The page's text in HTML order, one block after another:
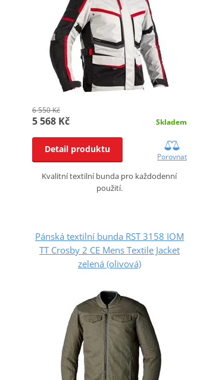
6 550 Kč
5 568 Kč Skladem
Detail produktu
Porovnat
Kvalitní textilní bunda pro každodenní
použití.
Pánská textilní bunda RST 3158 IOM
TT Crosby 2 CE Mens Textile Jacket
zelená (olivová)